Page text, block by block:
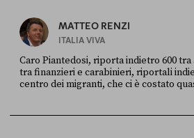
MATTEO RENZI
ITALIA VIVA
Caro Piantedosi, riporta indietro 600
tra finanzieri e carabinieri, riportali
centro dei migranti, che ci è costato